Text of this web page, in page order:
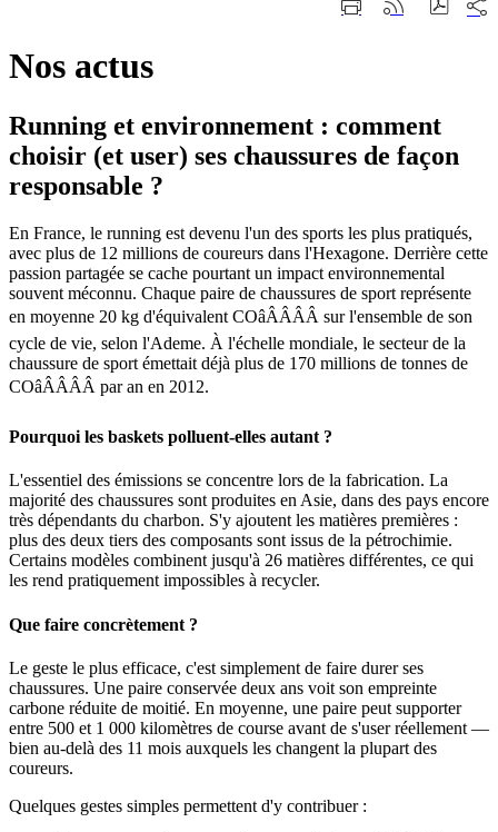
sur
Nos actus
Running et environnement : comment
choisir (et user) ses chaussures de façon
responsable ?
En France, le running est devenu l'un des sports les plus pratiqués,
avec plus de 12 millions de coureurs dans l'Hexagone. Derrière cette
passion partagée se cache pourtant un impact environnemental
souvent méconnu. Chaque paire de chaussures de sport représente
en moyenne 20 kg d'équivalent COâÂÂÂÂ sur l'ensemble de son
cycle de vie, selon l'Ademe. À l'échelle mondiale, le secteur de la
chaussure de sport émettait déjà plus de 170 millions de tonnes de
COâÂÂÂÂ par an en 2012.
Pourquoi les baskets polluent-elles autant ?
L'essentiel des émissions se concentre lors de la fabrication. La
majorité des chaussures sont produites en Asie, dans des pays encore
très dépendants du charbon. S'y ajoutent les matières premières :
plus des deux tiers des composants sont issus de la pétrochimie.
Certains modèles combinent jusqu'à 26 matières différentes, ce qui
les rend pratiquement impossibles à recycler.
Que faire concrètement ?
Le geste le plus efficace, c'est simplement de faire durer ses
chaussures. Une paire conservée deux ans voit son empreinte
carbone réduite de moitié. En moyenne, une paire peut supporter
entre 500 et 1 000 kilomètres de course avant de s'user réellement —
bien au-delà des 11 mois auxquels les changent la plupart des
coureurs.
Quelques gestes simples permettent d'y contribuer :